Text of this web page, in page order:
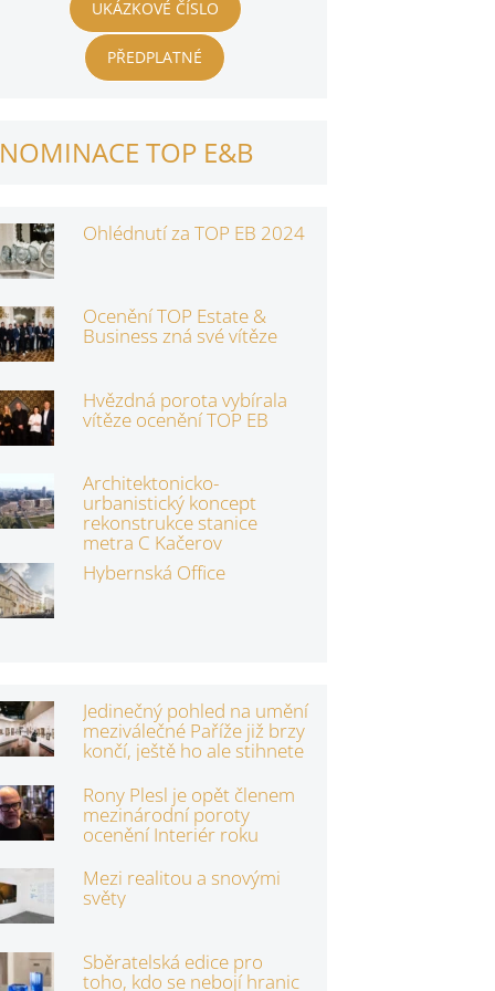
UKÁZKOVÉ ČÍSLO
PŘEDPLATNÉ
NOMINACE TOP E&B
Ohlédnutí za TOP EB 2024
Ocenění TOP Estate &
Business zná své vítěze
Hvězdná porota vybírala
vítěze ocenění TOP EB
Architektonicko-
urbanistický koncept
rekonstrukce stanice
metra C Kačerov
Hybernská Office
Jedinečný pohled na umění
meziválečné Paříže již brzy
končí, ještě ho ale stihnete
Rony Plesl je opět členem
mezinárodní poroty
ocenění Interiér roku
Mezi realitou a snovými
světy
Sběratelská edice pro
toho, kdo se nebojí hranic